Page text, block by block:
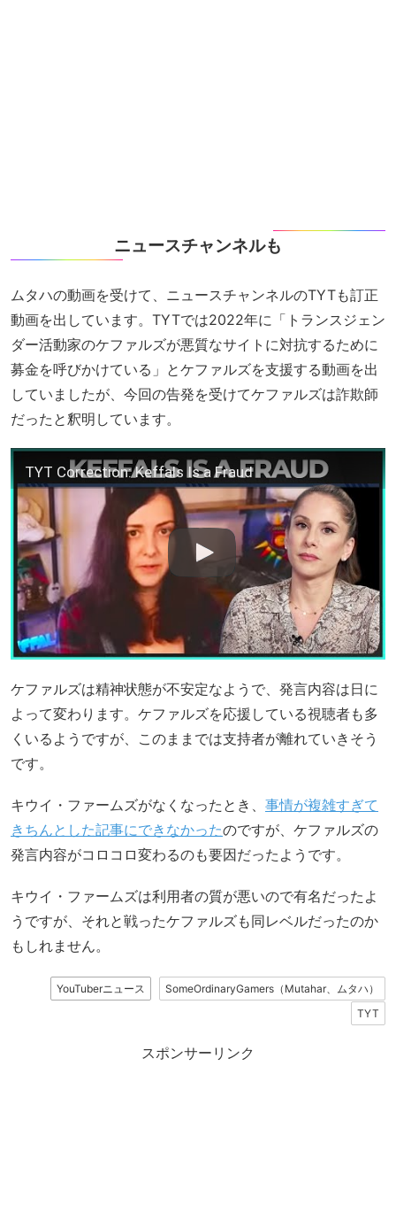
ニュースチャンネルも
ムタハの動画を受けて、ニュースチャンネルのTYTも訂正
動画を出しています。TYTでは2022年に「トランスジェン
ダー活動家のケファルズが悪質なサイトに対抗するために
募金を呼びかけている」とケファルズを支援する動画を出
していましたが、今回の告発を受けてケファルズは詐欺師
だったと釈明しています。
TYT Correction: Keffals Is a Fraud
ケファルズは精神状態が不安定なようで、発言内容は日に
よって変わります。ケファルズを応援している視聴者も多
くいるようですが、このままでは支持者が離れていきそう
です。
キウイ・ファームズがなくなったとき、 事情が複雑すぎて
きちんとした記事にできなかったのですが、ケファルズの
発言内容がコロコロ変わるのも要因だったようです。
キウイ・ファームズは利用者の質が悪いので有名だったよ
うですが、それと戦ったケファルズも同レベルだったのか
もしれません。
YouTuberニュース
SomeOrdinaryGamers（Mutahar、ムタハ）
TYT
スポンサーリンク